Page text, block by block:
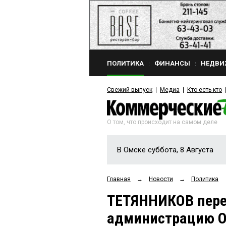
ПОЛИТИКА ФИНАНСЫ
Свежий выпуск Медиа Кто есть кто
О том, что происходит на самом деле
В Омске суббота, 8 Августа
Главная → Новости → Политика
ТЕТЯННИКОВ
администрацию